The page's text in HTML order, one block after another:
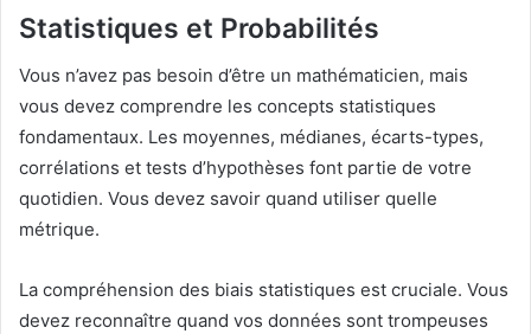
Statistiques et Probabilités
Vous n’avez pas besoin d’être un mathématicien, mais
vous devez comprendre les concepts statistiques
fondamentaux. Les moyennes, médianes, écarts-types,
corrélations et tests d’hypothèses font partie de votre
quotidien. Vous devez savoir quand utiliser quelle
métrique.
La compréhension des biais statistiques est cruciale. Vous
devez reconnaître quand vos données sont trompeuses